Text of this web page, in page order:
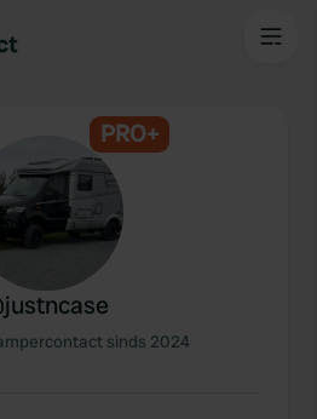
PRO+
justncase
sinds 2024